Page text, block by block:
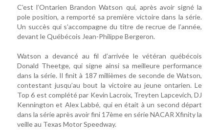
C’est l’Ontarien Brandon Watson qui, après avoir signé la
pole position, a remporté sa première victoire dans la série.
Un succès qui s’accompagne du titre de recrue de l’année,
devant le Québécois Jean-Philippe Bergeron.
Watson a devancé au fil d’arrivée le vétéran québécois
Donald Theetge, qui signe ainsi sa meilleure performance
dans la série. Il finit à 187 millièmes de seconde de Watson,
contestant jusqu’au bout la victoire au jeune ontarien. Le
Top 6 est complété par Kevin Lacroix, Treyten Lapcevich, DJ
Kennington et Alex Labbé, qui en était à un second départ
dans la série après avoir fini 17ème en série NACAR Xfinity la
veille au Texas Motor Speedway.